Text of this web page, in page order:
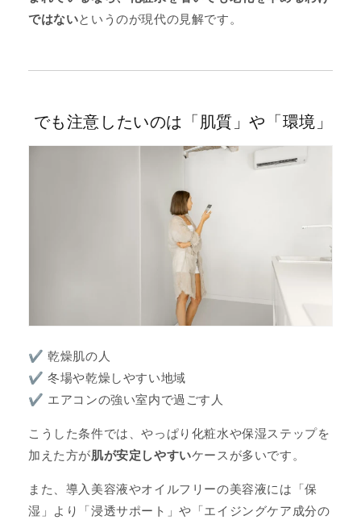
ではないというのが現代の見解です。
でも注意したいのは「肌質」や「環境」
✔ 乾燥肌の人
✔ 冬場や乾燥しやすい地域
✔ エアコンの強い室内で過ごす人
こうした条件では、やっぱり化粧水や保湿ステップを
加えた方が肌が安定しやすいケースが多いです。
また、導入美容液やオイルフリーの美容液には「保
湿」より「浸透サポート」や「エイジングケア成分の